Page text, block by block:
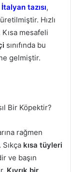
İtalyan tazısı,
Hızlı
mesafeli
sınıfında bu
gelmiştir.
rağmen
kısa tüyleri
ve başın